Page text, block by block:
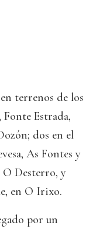
terrenos de los
Estrada,
dos en el
As Fontes y
Desterro, y
en O Irixo.
por un